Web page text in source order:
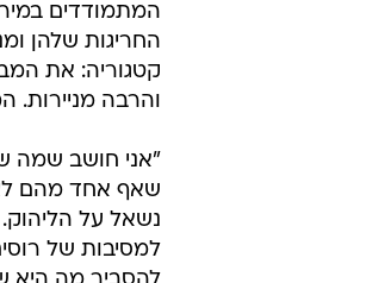
המתמודדים
החריגות שלהן
קטגוריה: את
והרבה מניירות.
"אני חושב שמה
שאף אחד מהם
נשאל על
למסיבות של